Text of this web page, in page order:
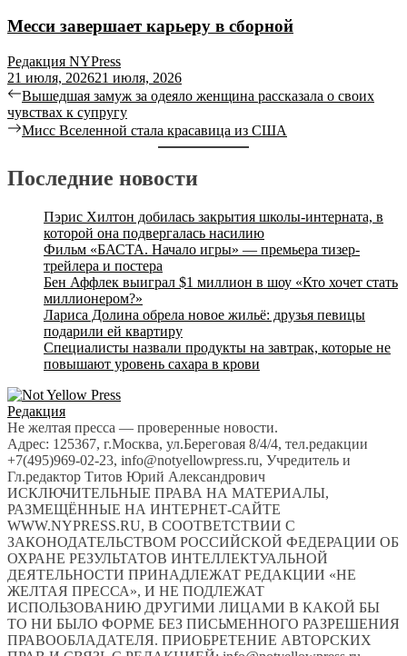
Месси завершает карьеру в сборной
Редакция NYPress
21 июля, 202621 июля, 2026
Навигация
по
Previous
post:
Вышедшая замуж за одеяло женщина рассказала о своих
чувствах к супругу
Next
Мисс Вселенной стала красавица из США
Последние новости
Пэрис Хилтон добилась закрытия школы-интерната, в
которой она подвергалась насилию
Фильм «БАСТА. Начало игры» — премьера тизер-
трейлера и постера
Бен Аффлек выиграл $1 миллион в шоу «Кто хочет стать
миллионером?»
Лариса Долина обрела новое жильё: друзья певицы
подарили ей квартиру
Специалисты назвали продукты на завтрак, которые не
повышают уровень сахара в крови
Редакция
Не желтая пресса — проверенные новости.
Адрес: 125367, г.Москва, ул.Береговая 8/4/4, тел.редакции
+7(495)969-02-23, info@notyellowpress.ru, Учредитель и
Гл.редактор Титов Юрий Александрович
ИСКЛЮЧИТЕЛЬНЫЕ ПРАВА НА МАТЕРИАЛЫ,
РАЗМЕЩЁННЫЕ НА ИНТЕРНЕТ-САЙТЕ
WWW.NYPRESS.RU, В СООТВЕТСТВИИ С
ЗАКОНОДАТЕЛЬСТВОМ РОССИЙСКОЙ ФЕДЕРАЦИИ ОБ
ОХРАНЕ РЕЗУЛЬТАТОВ ИНТЕЛЛЕКТУАЛЬНОЙ
ДЕЯТЕЛЬНОСТИ ПРИНАДЛЕЖАТ РЕДАКЦИИ «НЕ
ЖЕЛТАЯ ПРЕССА», И НЕ ПОДЛЕЖАТ
ИСПОЛЬЗОВАНИЮ ДРУГИМИ ЛИЦАМИ В КАКОЙ БЫ
ТО НИ БЫЛО ФОРМЕ БЕЗ ПИСЬМЕННОГО РАЗРЕШЕНИЯ
ПРАВООБЛАДАТЕЛЯ. ПРИОБРЕТЕНИЕ АВТОРСКИХ